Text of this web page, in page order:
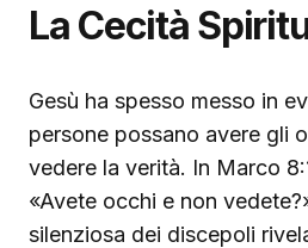
La Cecità
Gesù ha spesso messo in
persone possano avere gli
vedere la verità. In Marco
«Avete occhi e non
silenziosa dei discepoli